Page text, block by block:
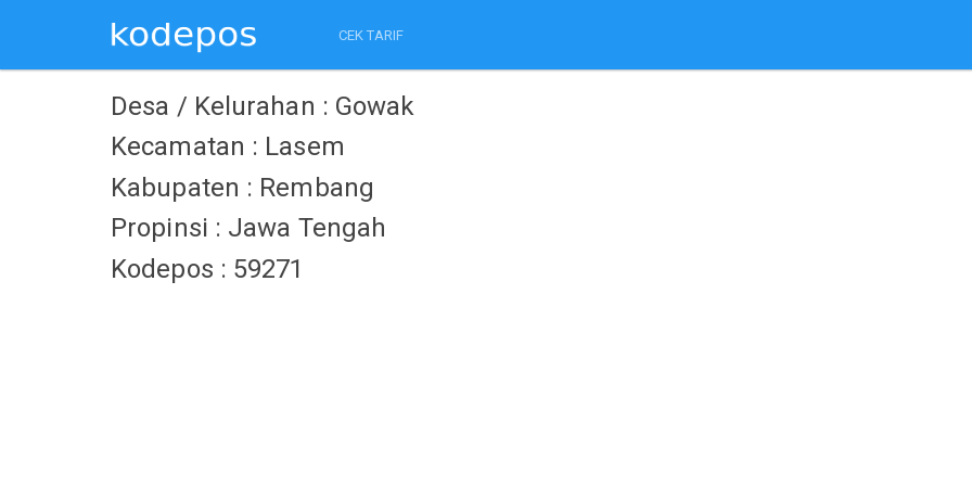
CEK TARIF
Desa / Kelurahan : Gowak
Kecamatan : Lasem
Kabupaten : Rembang
Propinsi : Jawa Tengah
Kodepos : 59271